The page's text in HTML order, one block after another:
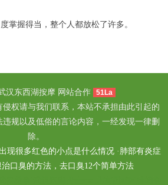
握得当，整个人都放松了许多。
汉东西湖按摩 网站合作 51La
权请与我们联系，本站不承担由此引起的
规以及低俗的言论内容，一经发现一律删
除。
现很多红色的小点是什么情况 · 肺部有炎症
治口臭的方法，去口臭12个简单方法